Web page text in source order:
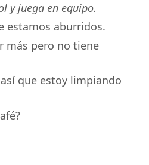
y juega en equipo.
estamos aburridos.
más pero no tiene
que estoy limpiando